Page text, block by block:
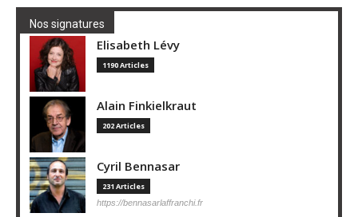
Nos signatures
Elisabeth Lévy
1190 Articles
Alain Finkielkraut
202 Articles
Cyril Bennasar
231 Articles
https://bennasarlaffranchi.fr